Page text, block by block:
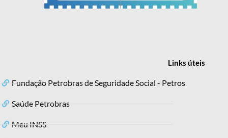
Linksúteis
Fundação Petrobras de Seguridade Social - Petros
Saúde Petrobras
Meu INSS